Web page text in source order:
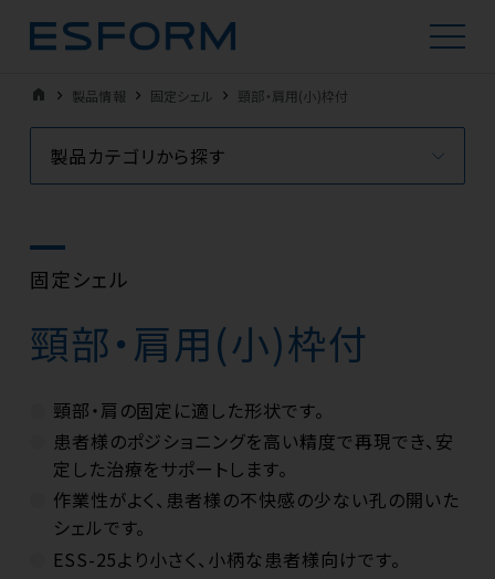
home 製品情報 固定シェル 頸部・肩用(小)枠付
製品カテゴリから探す
固定シェル
頸部・肩用(小)枠付
頸部・肩の固定に適した形状です。
患者様のポジショニングを高い精度で再現でき、安
定した治療をサポートします。
作業性がよく、患者様の不快感の少ない孔の開いた
シェルです。
ESS-25より小さく、小柄な患者様向けです。